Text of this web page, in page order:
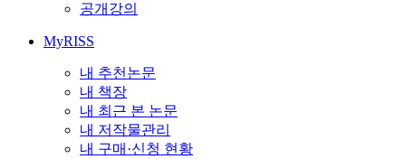
공개강의
MyRISS
내 추천논문
내 책장
내 최근 본 논문
내 저작물관리
내 구매·신청 현황